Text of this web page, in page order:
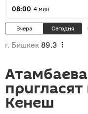
08:00 4 мин
Вчера Сегодня
г. Бишкек 89.3
Кенеш